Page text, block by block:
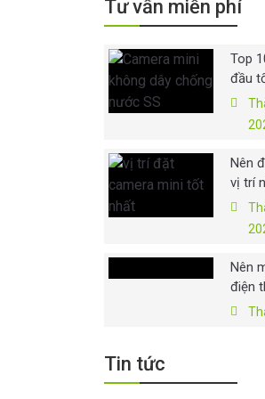
Tư vấn miễn phí
Top
đầu
Nên
vị trí
Nên
điện
Tin tức